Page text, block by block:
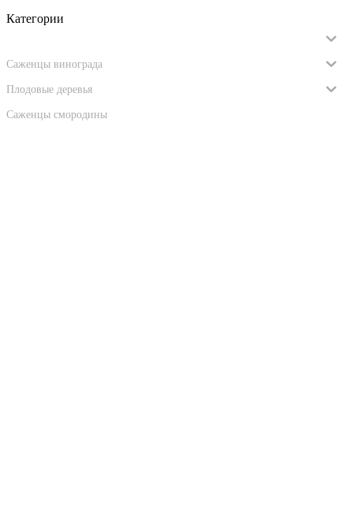
Категории
Саженцы винограда
Плодовые деревья
Саженцы смородины